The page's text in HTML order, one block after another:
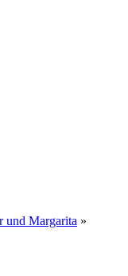
und Margarita »